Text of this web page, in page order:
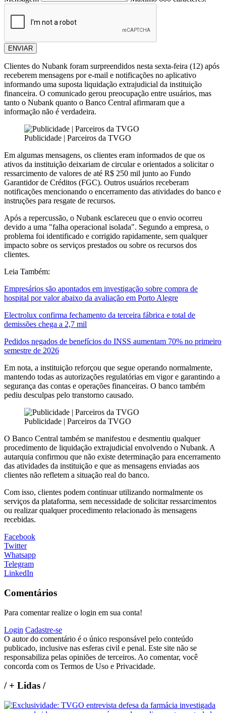
ENVIAR
Clientes do Nubank foram surpreendidos nesta sexta-feira (12) após
receberem mensagens por e-mail e notificações no aplicativo
informando uma suposta liquidação extrajudicial da instituição
financeira. O comunicado gerou preocupação entre usuários, mas
tanto o Nubank quanto o Banco Central afirmaram que a
informação não é verdadeira.
Publicidade | Parceiros da TVGO
Em algumas mensagens, os clientes eram informados de que os
ativos da instituição deixariam de circular e orientados a solicitar o
ressarcimento de valores de até R$ 250 mil junto ao Fundo
Garantidor de Créditos (FGC). Outros usuários receberam
notificações mencionando o encerramento das atividades do banco e
instruções para resgate de recursos.
Após a repercussão, o Nubank esclareceu que o envio ocorreu
devido a uma "falha operacional isolada". Segundo a empresa, o
problema foi identificado e corrigido rapidamente, sem qualquer
impacto sobre os serviços prestados ou sobre os recursos dos
clientes.
Leia Também:
Empresários são apontados em investigação sobre compra de
hospital por valor abaixo da avaliação em Porto Alegre
Electrolux confirma fechamento da terceira fábrica e total de
demissões chega a 2,7 mil
Pedidos negados de benefícios do INSS aumentam 70% no primeiro
semestre de 2026
Em nota, a instituição reforçou que segue operando normalmente,
mantendo todas as autorizações regulatórias em vigor e garantindo a
segurança das contas e operações financeiras. O banco também
pediu desculpas pelo transtorno causado.
Publicidade | Parceiros da TVGO
O Banco Central também se manifestou e desmentiu qualquer
procedimento de liquidação extrajudicial envolvendo o Nubank. A
autarquia confirmou que não existe determinação para encerramento
das atividades da instituição e que as mensagens enviadas aos
clientes não refletem a situação real do banco.
Com isso, clientes podem continuar utilizando normalmente os
serviços da plataforma, sem necessidade de solicitar ressarcimentos
ou realizar qualquer procedimento relacionado às mensagens
recebidas.
Facebook
Twitter
Whatsapp
Telegram
LinkedIn
Comentários
Para comentar realize o login em sua conta!
Login Cadastre-se
O autor do comentário é o único responsável pelo conteúdo
publicado, inclusive nas esferas civil e penal. Este site não se
responsabiliza pelas opiniões de terceiros. Ao comentar, você
concorda com os Termos de Uso e Privacidade.
/+ Lidas /